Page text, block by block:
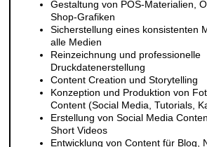
Gestaltung von POS-Materialien,
Shop-Grafiken
Sicherstellung eines konsistenten
alle Medien
Reinzeichnung und professionelle
Druckdatenerstellung
Content Creation und Storytelling
Konzeption und Produktion von
Content (Social Media, Tutorials,
Erstellung von Social Media
Short Videos
Entwicklung von Content für Blog,